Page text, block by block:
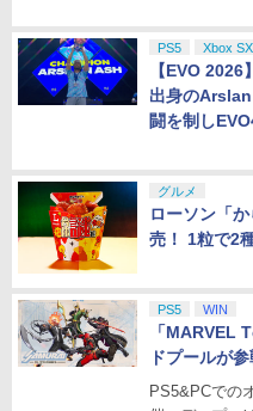
PS5 Xbox SX
【EVO
出身の
闘を制し
グルメ
ローソン「
売！ 1粒で2
PS5 WIN
「MARVEL
ドプールが参
PS5&PCでの